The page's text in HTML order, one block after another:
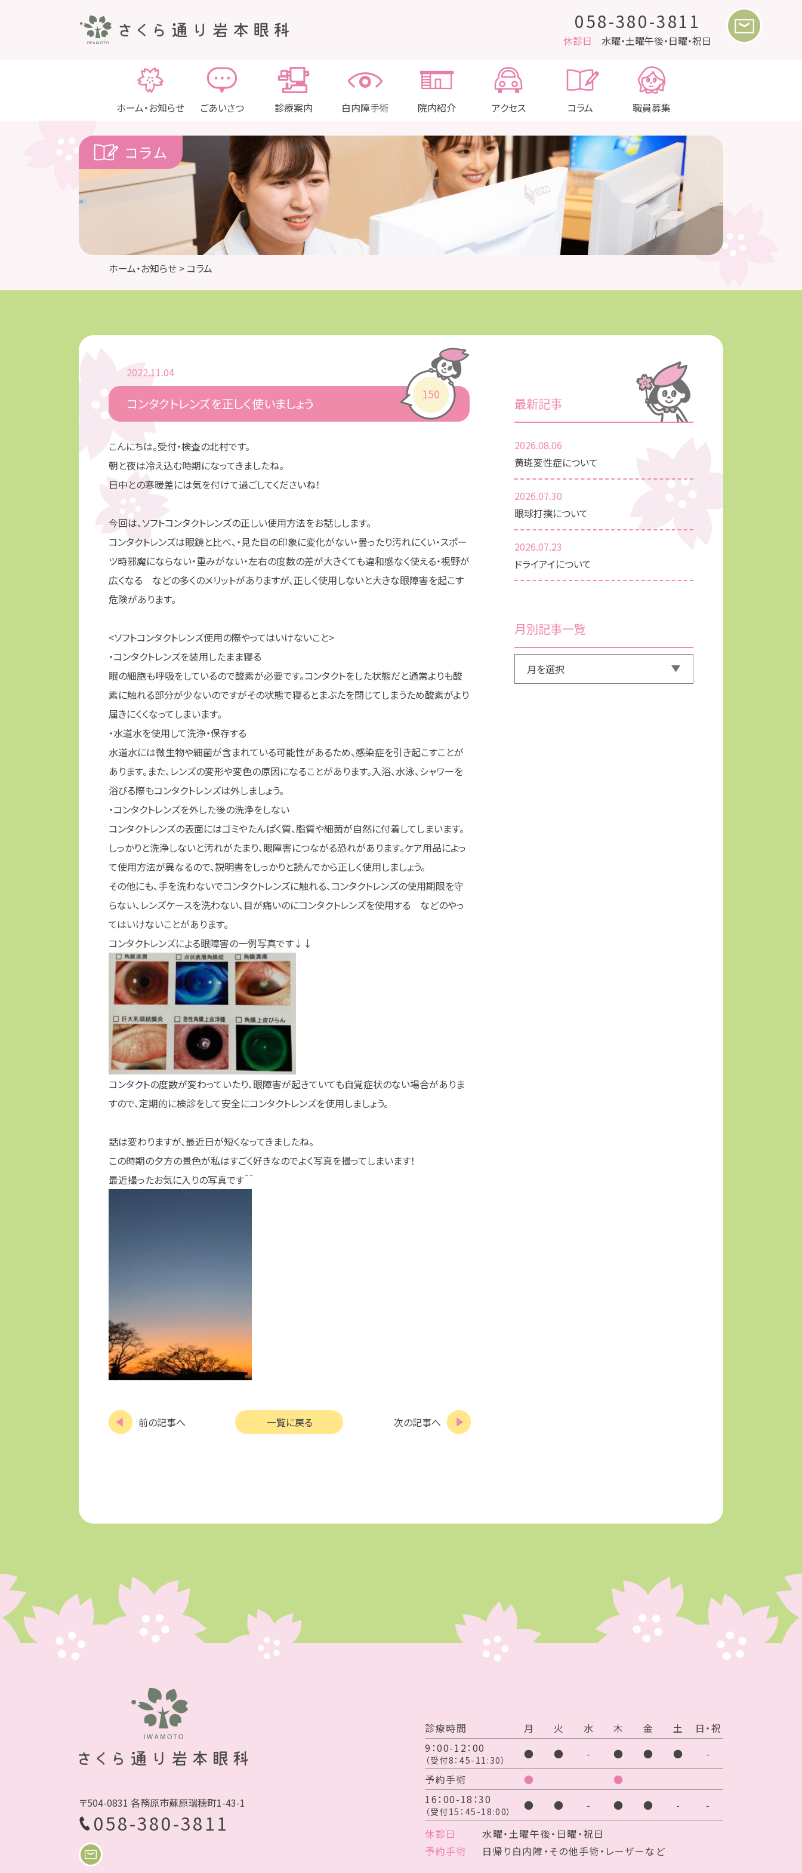
058-380-3811
休診日 水曜・土曜午後・日曜・祝日
ホーム・お知らせ ごあいさつ 診療案内 白内障手術 院内紹介 アクセス コラム 職員募集
コラム
ホーム・お知らせ > コラム
2022.11.04
150
コンタクトレンズを正しく使いましょう
こんにちは。受付・検査の北村です。
朝と夜は冷え込む時期になってきましたね。
日中との寒暖差には気を付けて過ごしてくださいね！
今回は、ソフトコンタクトレンズの正しい使用方法をお話しします。
コンタクトレンズは眼鏡と比べ、・見た目の印象に変化がない・曇ったり汚れにくい・スポー
ツ時邪魔にならない・重みがない・左右の度数の差が大きくても違和感なく使える・視野が
広くなる などの多くのメリットがありますが、正しく使用しないと大きな眼障害を起こす
危険があります。
<ソフトコンタクトレンズ使用の際やってはいけないこと>
・コンタクトレンズを装用したまま寝る
眼の細胞も呼吸をしているので酸素が必要です。コンタクトをした状態だと通常よりも酸
素に触れる部分が少ないのですがその状態で寝るとまぶたを閉じてしまうため酸素がより
届きにくくなってしまいます。
・水道水を使用して洗浄・保存する
水道水には微生物や細菌が含まれている可能性があるため、感染症を引き起こすことが
あります。また、レンズの変形や変色の原因になることがあります。入浴、水泳、シャワーを
浴びる際もコンタクトレンズは外しましょう。
・コンタクトレンズを外した後の洗浄をしない
コンタクトレンズの表面にはゴミやたんぱく質、脂質や細菌が自然に付着してしまいます。
しっかりと洗浄しないと汚れがたまり、眼障害につながる恐れがあります。ケア用品によっ
て使用方法が異なるので、説明書をしっかりと読んでから正しく使用しましょう。
その他にも、手を洗わないでコンタクトレンズに触れる、コンタクトレンズの使用期限を守
らない、レンズケースを洗わない、目が痛いのにコンタクトレンズを使用する などのやっ
てはいけないことがあります。
コンタクトレンズによる眼障害の一例写真です↓↓
コンタクトの度数が変わっていたり、眼障害が起きていても自覚症状のない場合がありま
すので、定期的に検診をして安全にコンタクトレンズを使用しましょう。
話は変わりますが、最近日が短くなってきましたね。
この時期の夕方の景色が私はすごく好きなのでよく写真を撮ってしまいます！
最近撮ったお気に入りの写真です＾＾
前の記事へ 一覧に戻る 次の記事へ
最新記事
2026.08.06
黄斑変性症について
2026.07.30
眼球打撲について
2026.07.23
ドライアイについて
月別記事一覧
〒504-0831 各務原市蘇原瑞穂町1-43-1
058-380-3811
診療時間 月 火 水 木 金 土
日・祝
9：00-12：00
（受付8：45-11:30） ● ● - ● ● ●
-
予約手術
●
●
16：00-18：30
（受付15：45-18:00） ● ● - ● ● -
-
休診日
水曜・土曜午後・日曜・祝日
予約手術
日帰り白内障・その他手術・レーザーなど